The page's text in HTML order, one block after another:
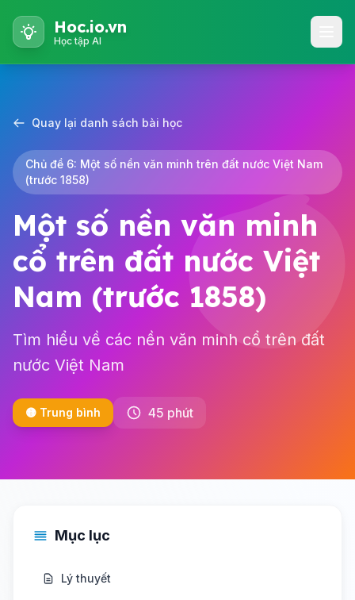
Hoc.io.vn
Học tập AI
Quay lại danh sách bài học
Chủ đề 6: Một số nền văn minh trên đất nước Việt Nam
(trước 1858)
Một số nền văn minh
cổ trên đất nước Việt
Nam (trước 1858)
Tìm hiểu về các nền văn minh cổ trên đất
nước Việt Nam
🟡 Trung bình 45 phút
Mục lục
Lý thuyết